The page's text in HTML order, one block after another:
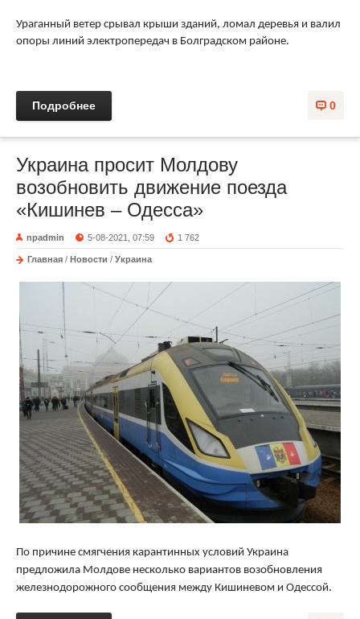
Ураганный ветер срывал крыши зданий, ломал деревья и валил
опоры линий электропередач в Болградском районе.
0
Подробнее
Украина просит Молдову
возобновить движение поезда
«Кишинев – Одесса»
npadmin 5-08-2021, 07:59 1 762
Главная / Новости / Украина
По причине смягчения карантинных условий Украина
предложила Молдове несколько вариантов возобновления
железнодорожного сообщения между Кишиневом и Одессой.